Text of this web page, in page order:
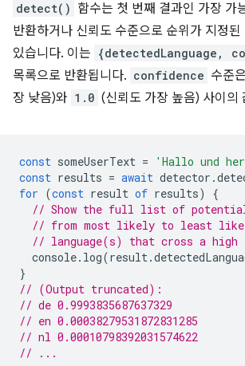
detect() 함수는 첫 번째 결과인 가장 가
반환하거나 신뢰도 수준으로 순위가 지정
있습니다. 이는 {detectedLanguage,
목록으로 반환됩니다. confidence 수준은
장 낮음)와 1.0 (신뢰도 가장 높음) 사이의
const someUserText =
'Hallo und
const results = await detector .
for (const result of results)
{
// Show the full list of
// from most likely to least
// language(s) that cross a high
console. log(result.
}
// (Output truncated):
// de 0.9993835687637329
// en 0.00038279531872831285
// nl 0.00010798392031574622
// ...